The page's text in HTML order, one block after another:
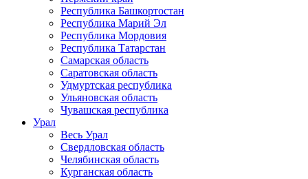
Республика Башкортостан
Республика Марий Эл
Республика Мордовия
Республика Татарстан
Самарская область
Саратовская область
Удмуртская республика
Ульяновская область
Чувашская республика
Урал
Весь Урал
Свердловская область
Челябинская область
Курганская область